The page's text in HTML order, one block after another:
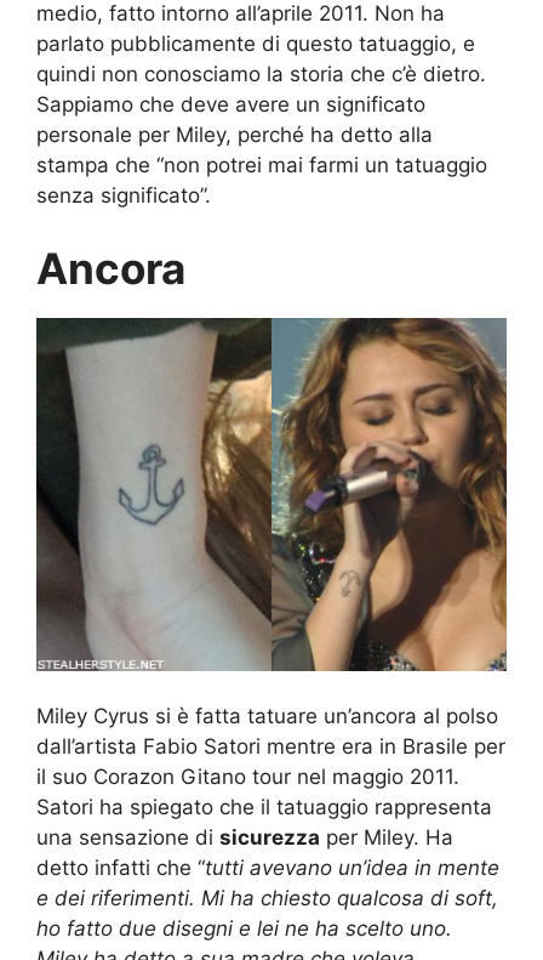
medio, fatto intorno all’aprile 2011. Non ha
parlato pubblicamente di questo tatuaggio, e
quindi non conosciamo la storia che c’è dietro.
Sappiamo che deve avere un significato
personale per Miley, perché ha detto alla
stampa che “non potrei mai farmi un tatuaggio
senza significato”.
Ancora
Miley Cyrus si è fatta tatuare un’ancora al polso
dall’artista Fabio Satori mentre era in Brasile per
il suo Corazon Gitano tour nel maggio 2011.
Satori ha spiegato che il tatuaggio rappresenta
una sensazione di sicurezza per Miley. Ha
detto infatti che “tutti avevano un’idea in mente
e dei riferimenti. Mi ha chiesto qualcosa di soft,
ho fatto due disegni e lei ne ha scelto uno.